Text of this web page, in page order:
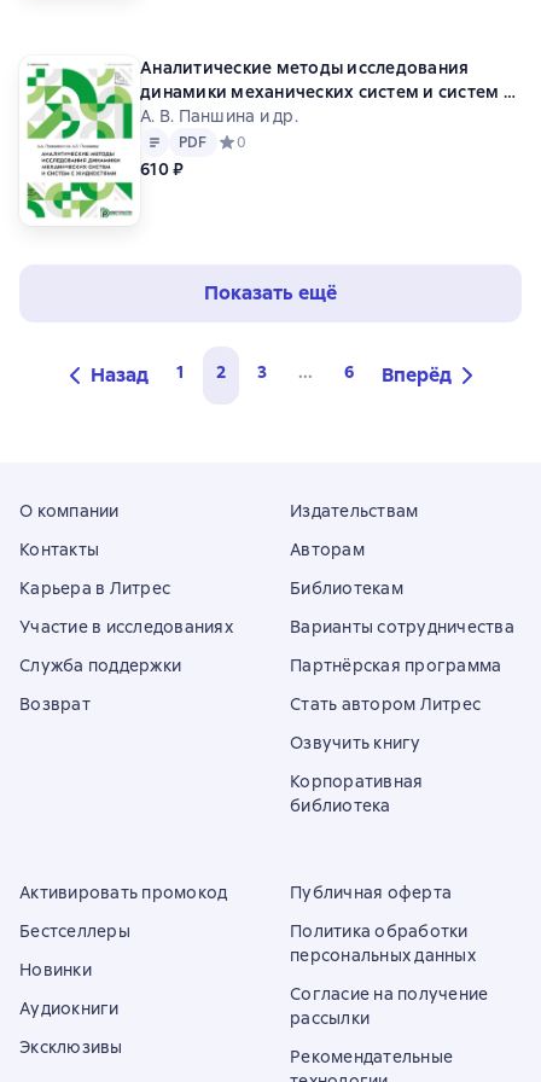
Аналитические методы исследования
динамики механических систем и систем с
жидкостями
А. В. Паншина и др.
Текст PDF
PDF Средний рейтинг 0 на основе 0 оценок
0
610 ₽
Показать ещё
Назад 1 2 3 ... 6 Вперёд
О компании
Контакты
Карьера в Литрес
Участие в исследованиях
Служба поддержки
Возврат
Издательствам
Авторам
Библиотекам
Варианты сотрудничества
Партнёрская программа
Стать автором Литрес
Озвучить книгу
Корпоративная
библиотека
Активировать промокод
Бестселлеры
Новинки
Аудиокниги
Эксклюзивы
Публичная оферта
Политика обработки
персональных данных
Согласие на получение
рассылки
Рекомендательные